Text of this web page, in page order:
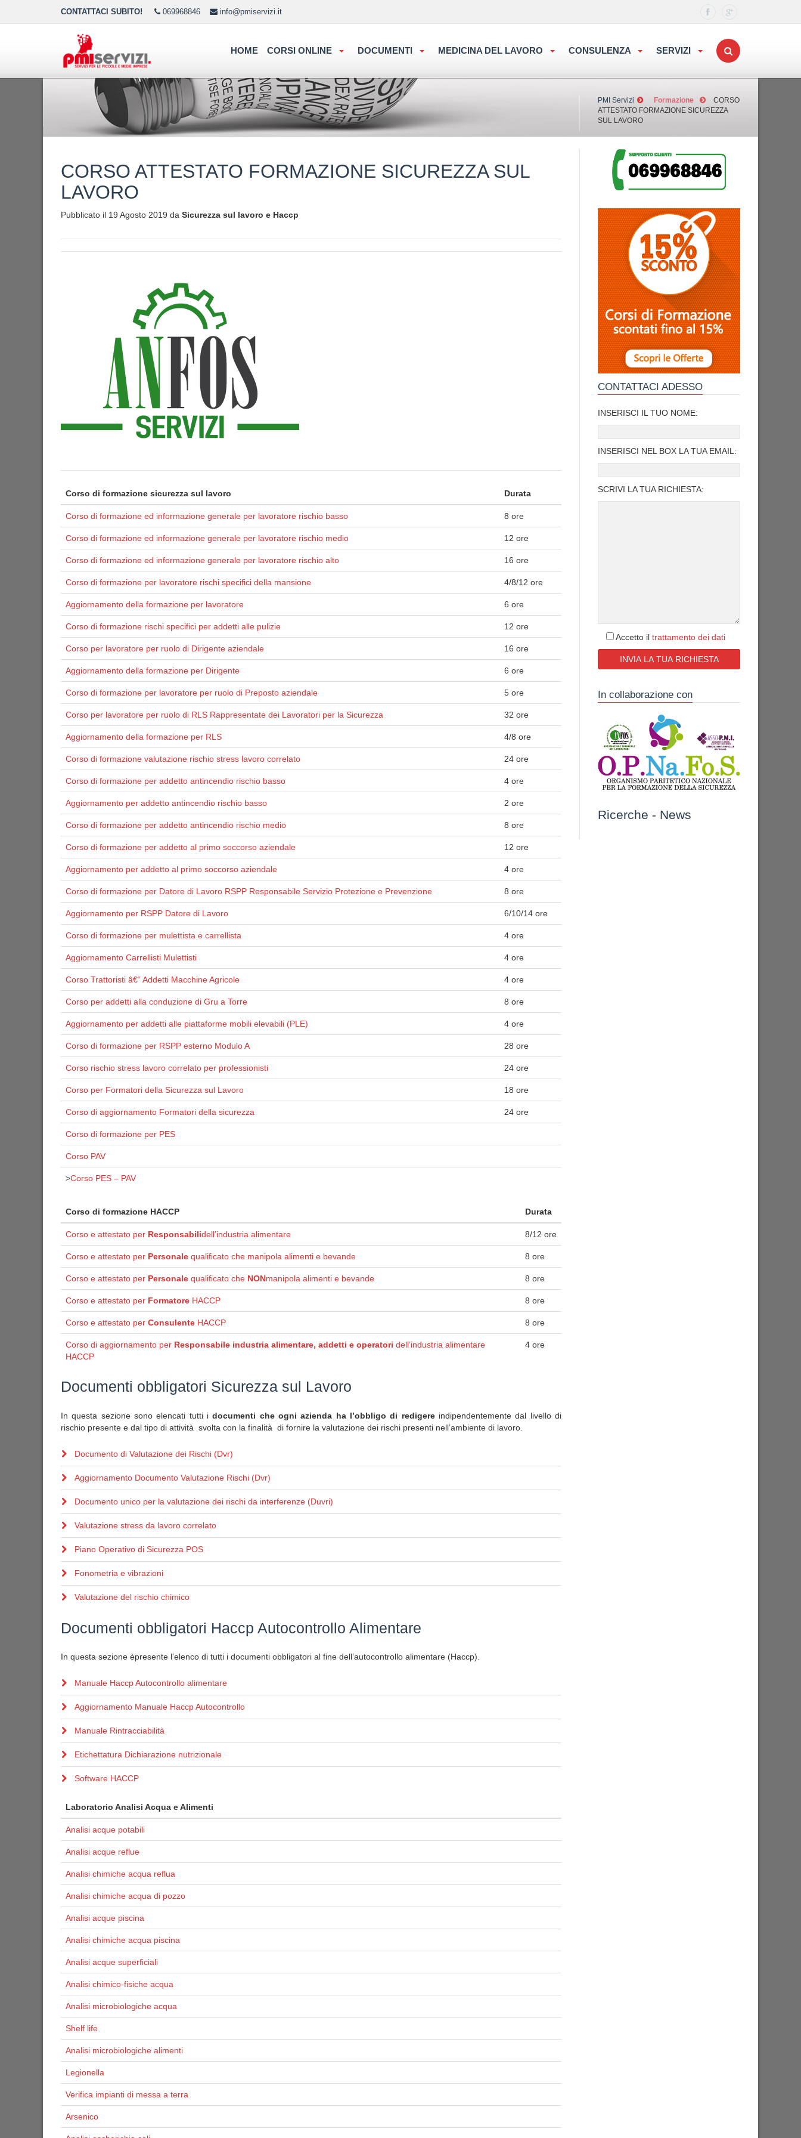
CONTATTACI SUBITO! 069968846 info@pmiservizi.it
HOME CORSI ONLINE DOCUMENTI MEDICINA DEL LAVORO CONSULENZA SERVIZI
PMI Servizi Formazione
CORSO
ATTESTATO FORMAZIONE SICUREZZA
SUL LAVORO
CORSO ATTESTATO FORMAZIONE SICUREZZA SUL
LAVORO
Pubblicato il 19 Agosto 2019 da Sicurezza sul lavoro e Haccp
Corso di formazione sicurezza sul lavoro Durata
Corso di formazione ed informazione generale per lavoratore rischio basso 8 ore
Corso di formazione ed informazione generale per lavoratore rischio medio 12 ore
Corso di formazione ed informazione generale per lavoratore rischio alto 16 ore
Corso di formazione per lavoratore rischi specifici della mansione 4/8/12 ore
Aggiornamento della formazione per lavoratore 6 ore
Corso di formazione rischi specifici per addetti alle pulizie 12 ore
Corso per lavoratore per ruolo di Dirigente aziendale 16 ore
Aggiornamento della formazione per Dirigente 6 ore
Corso di formazione per lavoratore per ruolo di Preposto aziendale 5 ore
Corso per lavoratore per ruolo di RLS Rappresentate dei Lavoratori per la Sicurezza 32 ore
Aggiornamento della formazione per RLS 4/8 ore
Corso di formazione valutazione rischio stress lavoro correlato 24 ore
Corso di formazione per addetto antincendio rischio basso 4 ore
Aggiornamento per addetto antincendio rischio basso 2 ore
Corso di formazione per addetto antincendio rischio medio 8 ore
Corso di formazione per addetto al primo soccorso aziendale 12 ore
Aggiornamento per addetto al primo soccorso aziendale 4 ore
Corso di formazione per Datore di Lavoro RSPP Responsabile Servizio Protezione e Prevenzione 8 ore
Aggiornamento per RSPP Datore di Lavoro 6/10/14 ore
Corso di formazione per mulettista e carrellista 4 ore
Aggiornamento Carrellisti Mulettisti 4 ore
Corso Trattoristi â€“ Addetti Macchine Agricole 4 ore
Corso per addetti alla conduzione di Gru a Torre 8 ore
Aggiornamento per addetti alle piattaforme mobili elevabili (PLE) 4 ore
Corso di formazione per RSPP esterno Modulo A 28 ore
Corso rischio stress lavoro correlato per professionisti 24 ore
Corso per Formatori della Sicurezza sul Lavoro 18 ore
Corso di aggiornamento Formatori della sicurezza 24 ore
Corso di formazione per PES
Corso PAV
>Corso PES – PAV
Corso di formazione HACCP Durata
Corso e attestato per Responsabilidell’industria alimentare 8/12 ore
Corso e attestato per Personale qualificato che manipola alimenti e bevande 8 ore
Corso e attestato per Personale qualificato che NONmanipola alimenti e bevande 8 ore
Corso e attestato per Formatore HACCP 8 ore
Corso e attestato per Consulente HACCP 8 ore
Corso di aggiornamento per Responsabile industria alimentare, addetti e operatori dell’industria alimentare
HACCP
4 ore
Documenti obbligatori Sicurezza sul Lavoro
In questa sezione sono elencati tutti i documenti che ogni azienda ha l’obbligo di redigereindipendentemente dal livello di
rischio presente e dal tipo di attività svolta con la finalità di fornire la valutazione dei rischi presenti nell’ambiente di lavoro.
Documento di Valutazione dei Rischi (Dvr)
Aggiornamento Documento Valutazione Rischi (Dvr)
Documento unico per la valutazione dei rischi da interferenze (Duvri)
Valutazione stress da lavoro correlato
Piano Operativo di Sicurezza POS
Fonometria e vibrazioni
Valutazione del rischio chimico
Documenti obbligatori Haccp Autocontrollo Alimentare
In questa sezione èpresente l’elenco di tutti i documenti obbligatori al fine dell’autocontrollo alimentare (Haccp).
Manuale Haccp Autocontrollo alimentare
Aggiornamento Manuale Haccp Autocontrollo
Manuale Rintracciabilità
Etichettatura Dichiarazione nutrizionale
Software HACCP
Laboratorio Analisi Acqua e Alimenti
Analisi acque potabili
Analisi acque reflue
Analisi chimiche acqua reflua
Analisi chimiche acqua di pozzo
Analisi acque piscina
Analisi chimiche acqua piscina
Analisi acque superficiali
Analisi chimico-fisiche acqua
Analisi microbiologiche acqua
Shelf life
Analisi microbiologiche alimenti
Legionella
Verifica impianti di messa a terra
Arsenico
CONTATTACI ADESSO
INSERISCI IL TUO NOME:
INSERISCI NEL BOX LA TUA EMAIL:
SCRIVI LA TUA RICHIESTA:
Accetto il trattamento dei dati
In collaborazione con
Ricerche - News